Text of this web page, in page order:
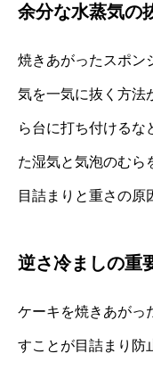
余分な水蒸気の
焼きあがったスポン
気を一気に抜く方法
ら台に打ち付けるな
た湿気と気泡のむら
目詰まりと重さの原
逆さ冷ましの重
ケーキを焼きあがっ
すことが目詰まり防